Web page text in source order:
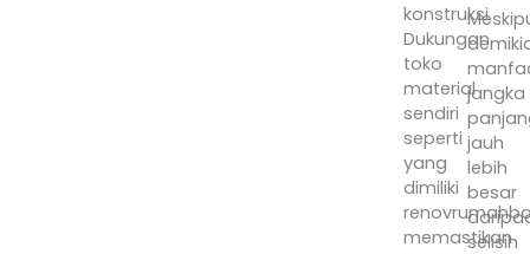
konstruksi.
Dukungan
toko
material
sendiri
seperti
yang
dimiliki
memastikan
jangka
jauh
lebih
besar
selisih